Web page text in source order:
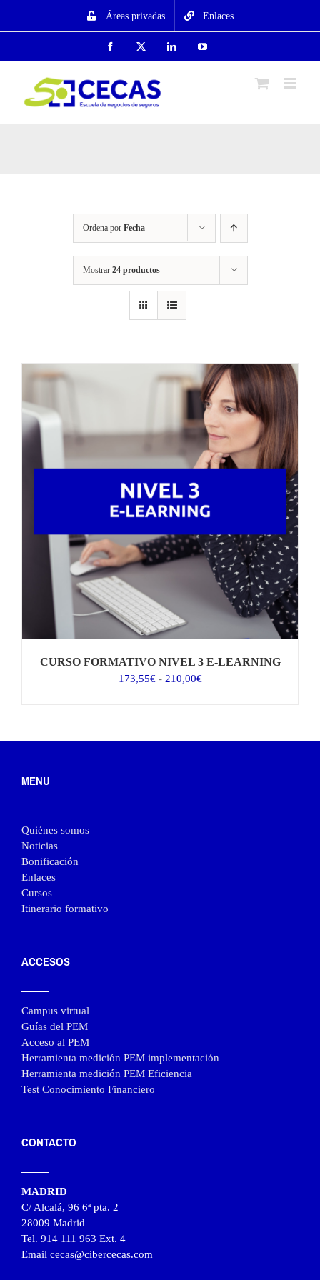
Áreas privadas Enlaces
Facebook LinkedInYouTube
Ordena por Fecha
Mostrar 24 productos
CURSO FORMATIVO NIVEL 3 E-LEARNING
173,55€ - 210,00€Rango
173,55€
MENU
Quiénes somos
Noticias
Bonificación
Enlaces
Cursos
Itinerario formativo
ACCESOS
Campus virtual
Guías del PEM
Acceso al PEM
Herramienta medición PEM implementación
Herramienta medición PEM Eficiencia
Test Conocimiento Financiero
CONTACTO
MADRID
C/ Alcalá, 96 6ª pta. 2
28009 Madrid
Tel. 914 111 963 Ext. 4
Email cecas@cibercecas.com